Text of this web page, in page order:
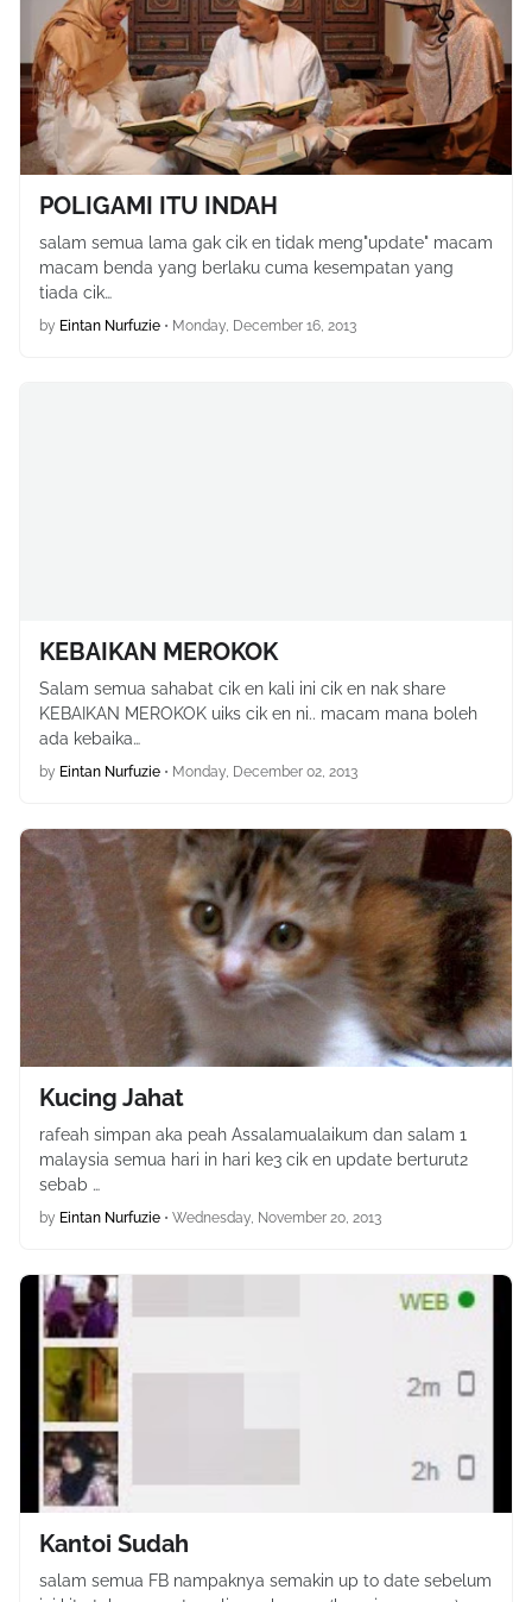
POLIGAMI ITU INDAH
salam semua lama gak cik en tidak meng"update" macam
macam benda yang berlaku cuma kesempatan yang
tiada cik…
by Eintan Nurfuzie • Monday, December 16, 2013
KEBAIKAN MEROKOK
Salam semua sahabat cik en kali ini cik en nak share
KEBAIKAN MEROKOK uiks cik en ni.. macam mana boleh
ada kebaika…
by Eintan Nurfuzie • Monday, December 02, 2013
Kucing Jahat
rafeah simpan aka peah Assalamualaikum dan salam 1
malaysia semua hari in hari ke3 cik en update berturut2
sebab …
by Eintan Nurfuzie • Wednesday, November 20, 2013
Kantoi Sudah
salam semua FB nampaknya semakin up to date sebelum